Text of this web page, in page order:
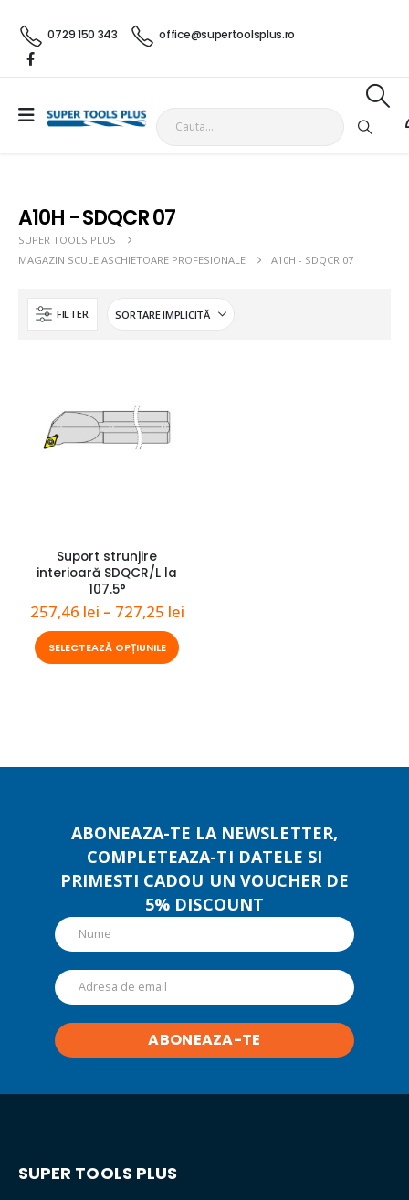
0729 150 343 office@supertoolsplus.ro
A10H - SDQCR 07
SUPER TOOLS PLUS
MAGAZIN SCULE ASCHIETOARE PROFESIONALE
A10H - SDQCR 07
FILTER
Suport strunjire
interioară SDQCR/L la
107.5°
257,46 lei – 727,25 leiInterval
SELECTEAZĂ OPȚIUNILE
Acest
produs
în
pagina
produsului.
ABONEAZA-TE LA NEWSLETTER,
COMPLETEAZA-TI DATELE SI
PRIMESTI CADOU UN VOUCHER DE
5% DISCOUNT
SUPER TOOLS PLUS